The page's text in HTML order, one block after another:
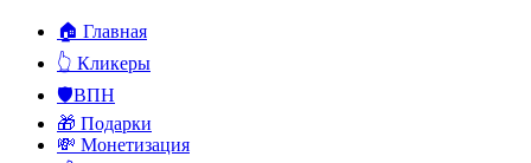
🏠 Главная
👆 Кликеры
🛡️ВПН
🎁 Подарки
💸 Монетизация